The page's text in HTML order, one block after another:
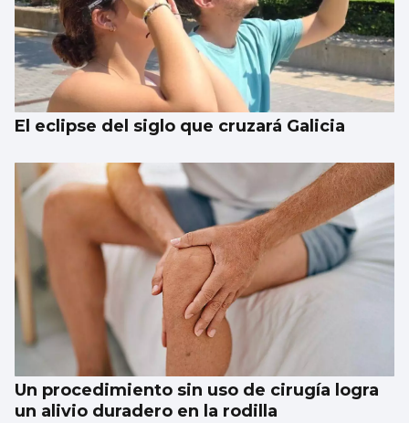
El eclipse del siglo que cruzará Galicia
Un procedimiento sin uso de cirugía logra
un alivio duradero en la rodilla